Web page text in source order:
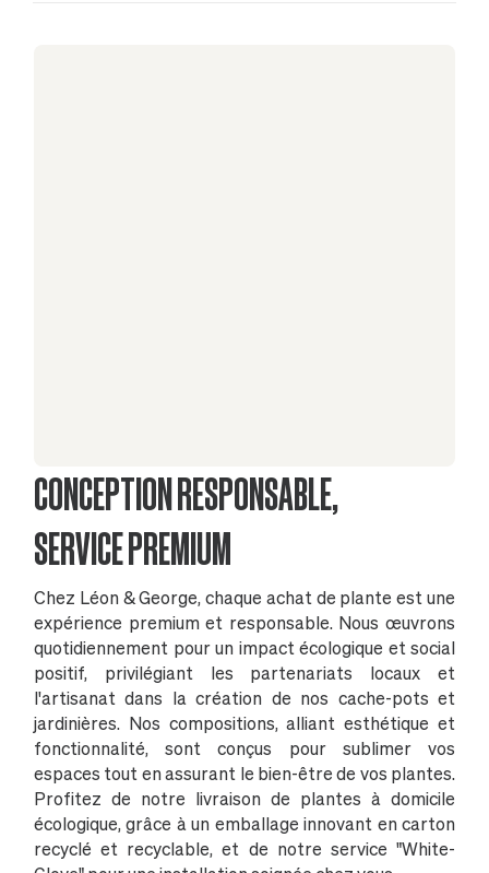
CONCEPTION RESPONSABLE,
SERVICE PREMIUM
Chez Léon & George, chaque achat de plante est une
expérience premium et responsable. Nous œuvrons
quotidiennement pour un impact écologique et social
positif, privilégiant les partenariats locaux et
l'artisanat dans la création de nos cache-pots et
jardinières. Nos compositions, alliant esthétique et
fonctionnalité, sont conçus pour sublimer vos
espaces tout en assurant le bien-être de vos plantes.
Profitez de notre livraison de plantes à domicile
écologique, grâce à un emballage innovant en carton
recyclé et recyclable, et de notre service "White-